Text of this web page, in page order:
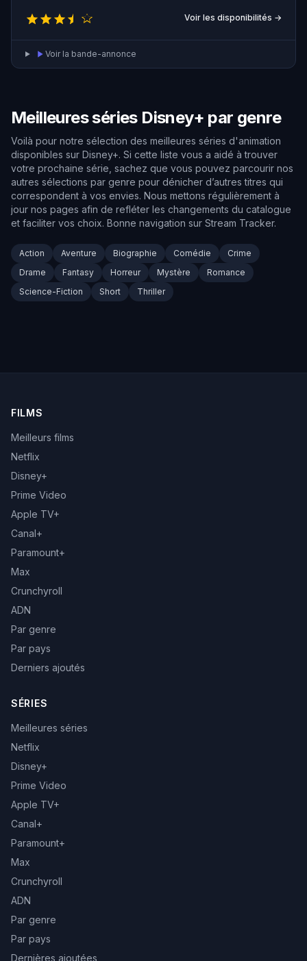
sein d'un empire en plein essor, tandis que Barriss
Offee, autrefois Jedi, lutte pour sa survie dans une
galaxie qui se transforme. Leurs décisions scelleront
leur destin.
Voir les disponibilités →
Voir la bande-annonce
Meilleures séries Disney+ par genre
Voilà pour notre sélection des meilleures séries d'animation
disponibles sur Disney+. Si cette liste vous a aidé à trouver
votre prochaine série, sachez que vous pouvez parcourir nos
autres sélections par genre pour dénicher d’autres titres qui
correspondent à vos envies. Nous mettons régulièrement à
jour nos pages afin de refléter les changements du catalogue
et faciliter vos choix. Bonne navigation sur Stream Tracker.
Action Aventure Biographie Comédie
Crime
Drame
Fantasy Horreur Mystère
Romance
Science-Fiction
Short Thriller
FILMS
Meilleurs films
Netflix
Disney+
Prime Video
Apple TV+
Canal+
Paramount+
Max
Crunchyroll
ADN
Par genre
Par pays
Derniers ajoutés
SÉRIES
Meilleures séries
Netflix
Disney+
Prime Video
Apple TV+
Canal+
Paramount+
Max
Crunchyroll
ADN
Par genre
Par pays
Dernières ajoutées